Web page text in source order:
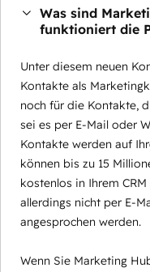
Was sind
funktioniert die
Unter diesem neuen
Kontakte als
noch für die Kontakte,
sei es per E-Mail oder
Kontakte werden auf
können bis zu 15
kostenlos in Ihrem
allerdings nicht per E-
angesprochen werden.
Wenn Sie Marketing